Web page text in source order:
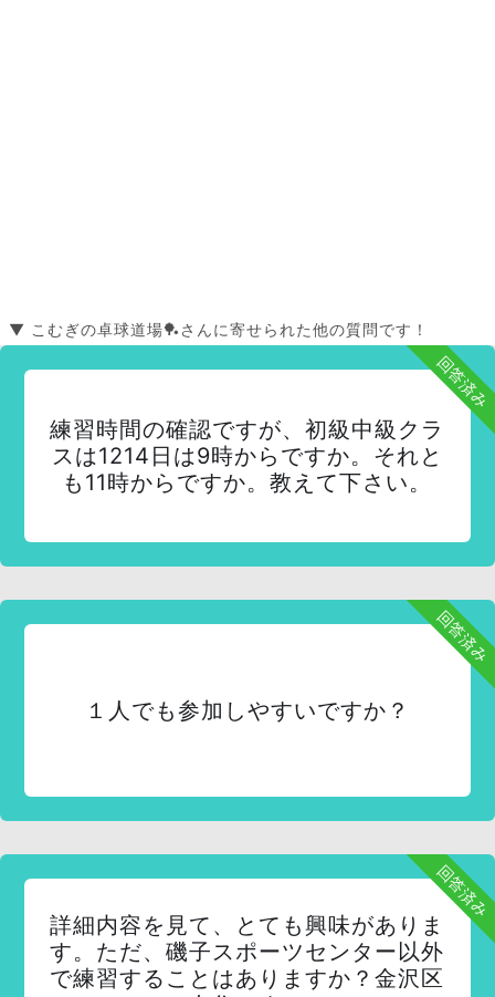
▼ こむぎの卓球道場🏓さんに寄せられた他の質問です！
回答済み
練習時間の確認ですが、初級中級クラ
スは1214日は9時からですか。それと
も11時からですか。教えて下さい。
回答済み
１人でも参加しやすいですか？
回答済み
詳細内容を見て、とても興味がありま
す。ただ、磯子スポーツセンター以外
で練習することはありますか？金沢区